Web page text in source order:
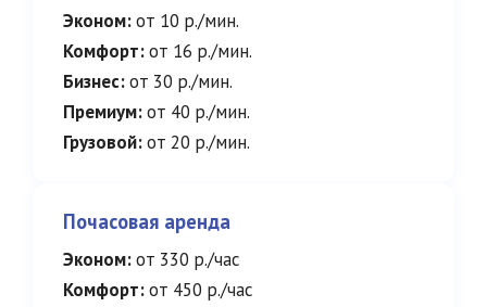
Эконом:от 10 р./мин.
Комфорт:от 16 р./мин.
Бизнес:от 30 р./мин.
Премиум:от 40 р./мин.
Грузовой:от 20 р./мин.
Почасовая аренда
Эконом:от 330 р./час
Комфорт:от 450 р./час